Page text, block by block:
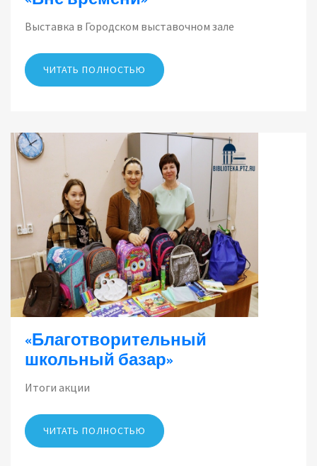
Выставка в Городском выставочном зале
ЧИТАТЬ ПОЛНОСТЬЮ
«Благотворительный
школьный базар»
Итоги акции
ЧИТАТЬ ПОЛНОСТЬЮ